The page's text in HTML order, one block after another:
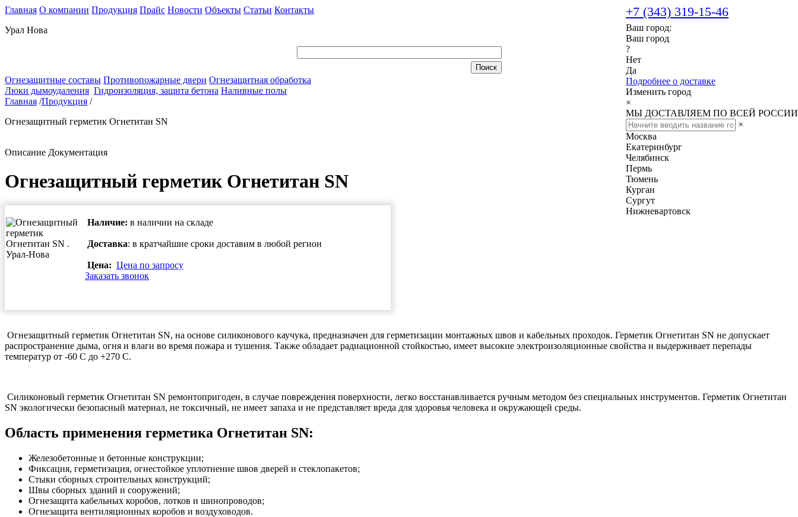
Главная О компании Продукция Прайс Новости Объекты Статьи Контакты
Урал Нова
+7 (343) 319-15-46
Ваш город:
Ваш город
?
Нет
Да
Подробнее о доставке
Изменить город
×
МЫ ДОСТАВЛЯЕМ ПО ВСЕЙ РОССИИ
×
Москва
Екатеринбург
Челябинск
Пермь
Тюмень
Курган
Сургут
Нижневартовск
Огнезащитные составы Противопожарные двери Огнезащитная обработка
Люки дымоудаления Гидроизоляция, защита бетона Наливные полы
Главная /Продукция /
Огнезащитный герметик Огнетитан SN
Описание Документация
Огнезащитный герметик Огнетитан SN
Наличие: в наличии на складе
Доставка: в кратчайшие сроки доставим в любой регион
Цена: Цена по запросу
Заказать звонок
Огнезащитный герметик Огнетитан SN, на основе силиконового каучука, предназначен для герметизации монтажных швов и кабельных проходок. Герметик Огнетитан SN не допускает
распространение дыма, огня и влаги во время пожара и тушения. Также обладает радиационной стойкостью, имеет высокие электроизоляционные свойства и выдерживает перепады
температур от -60 C до +270 C.
Силиконовый герметик Огнетитан SN ремонтопригоден, в случае повреждения поверхности, легко восстанавливается ручным методом без специальных инструментов. Герметик Огнетитан
SN экологически безопасный материал, не токсичный, не имеет запаха и не представляет вреда для здоровья человека и окружающей среды.
Область применения герметика Огнетитан SN:
Железобетонные и бетонные конструкции;
Фиксация, герметизация, огнестойкое уплотнение швов дверей и стеклопакетов;
Стыки сборных строительных конструкций;
Швы сборных зданий и сооружений;
Огнезащита кабельных коробов, лотков и шинопроводов;
Огнезащита вентиляционных коробов и воздуховодов.